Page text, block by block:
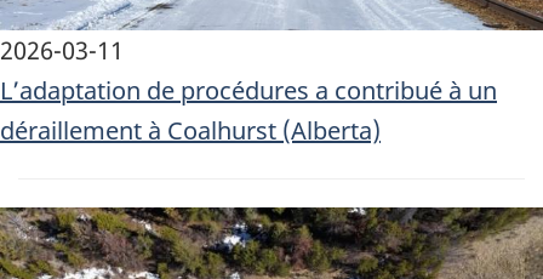
2026-03-11
L’adaptation de procédures a contribué à un
déraillement à Coalhurst (Alberta)
Image